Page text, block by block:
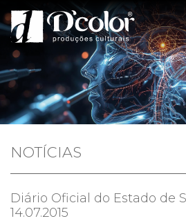
NOTÍCIAS
Diário Oficial do Estado de
14.07.2015